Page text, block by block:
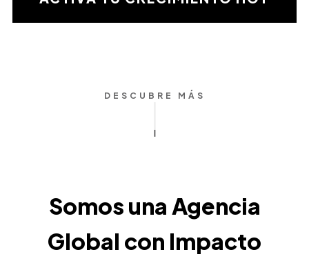
DESCUBRE MÁS
Somos una Agencia
Global con Impacto